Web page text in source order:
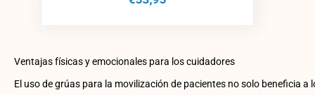
Ventajas físicas y emocionales para los cuidadores
El uso de grúas para la movilización de pacientes no solo beneficia a